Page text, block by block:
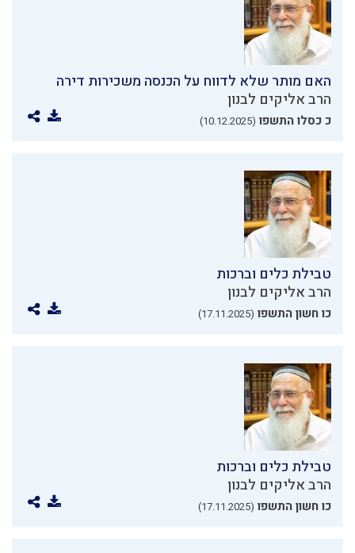
האם מותר שלא לדווח על הכנסה משכירות דירה
הרב אליקים לבנון
כ כסלו התשפו (10.12.2025)
טבילת כלים וברכות
הרב אליקים לבנון
כו חשון התשפו (17.11.2025)
טבילת כלים וברכות
הרב אליקים לבנון
כו חשון התשפו (17.11.2025)